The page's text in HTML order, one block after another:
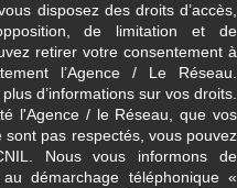
disposez des droits d’accès,
de limitation et de
retirer votre consentement à
l’Agence / Le Réseau.
d’informations sur vos droits.
l'Agence / le Réseau, que vos
pas respectés, vous pouvez
Nous vous informons de
démarchage téléphonique «